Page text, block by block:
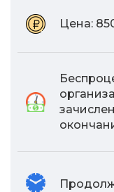
Цена: